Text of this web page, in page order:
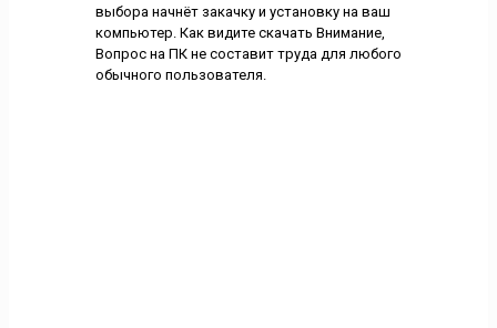
выбора начнёт закачку и установку на ваш
компьютер. Как видите скачать Внимание,
Вопрос на ПК не составит труда для любого
обычного пользователя.